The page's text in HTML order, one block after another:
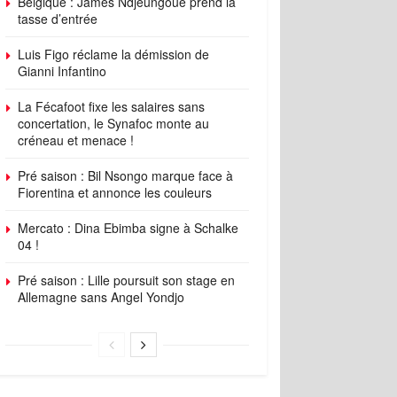
tasse d’entrée
Luis Figo réclame la démission de
Gianni Infantino
La Fécafoot fixe les salaires sans
concertation, le Synafoc monte au
créneau et menace !
Pré saison : Bil Nsongo marque face à
Fiorentina et annonce les couleurs
Mercato : Dina Ebimba signe à Schalke
04 !
Pré saison : Lille poursuit son stage en
Allemagne sans Angel Yondjo